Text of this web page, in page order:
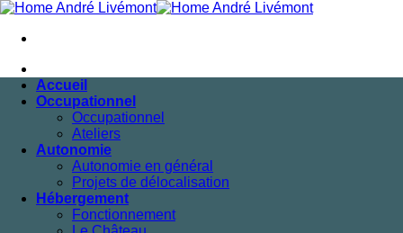
Passer
contenu
Accueil
Occupationnel
Occupationnel
Ateliers
Autonomie
Autonomie en général
Projets de délocalisation
Hébergement
Fonctionnement